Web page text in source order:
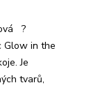
?
Glow in the
Je
tvarů,